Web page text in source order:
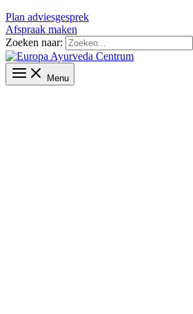
Plan adviesgesprek
Afspraak maken
Zoeken naar:
Menu